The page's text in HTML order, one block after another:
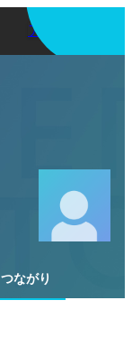
アプリを使う
つながり